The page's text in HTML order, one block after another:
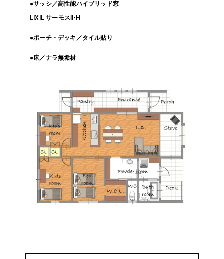
●サッシ／高性能ハイブリッド窓
LIXIL サーモスⅡ-H
●ポーチ・デッキ／タイル貼り
●床／ナラ無垢材